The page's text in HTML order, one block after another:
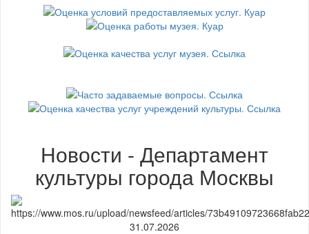
Новости - Департамент
культуры города Москвы
31.07.2026